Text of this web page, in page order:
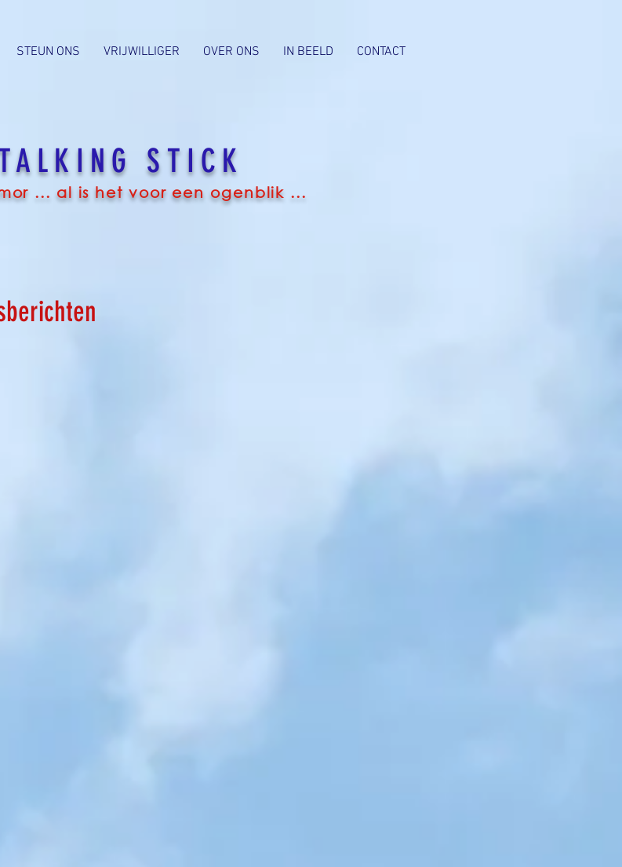
STEUN ONS VRIJWILLIGER OVER ONS IN BEELD CONTACT
STICK
... al is het voor een ogenblik ...